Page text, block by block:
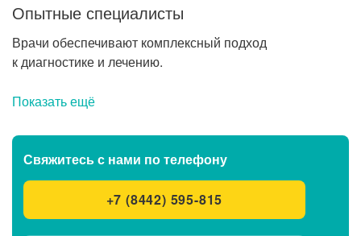
Опытные специалисты
Врачи обеспечивают комплексный подход
к диагностике и лечению.
Показать ещё
Свяжитесь с нами по телефону
+7 (8442) 595-815